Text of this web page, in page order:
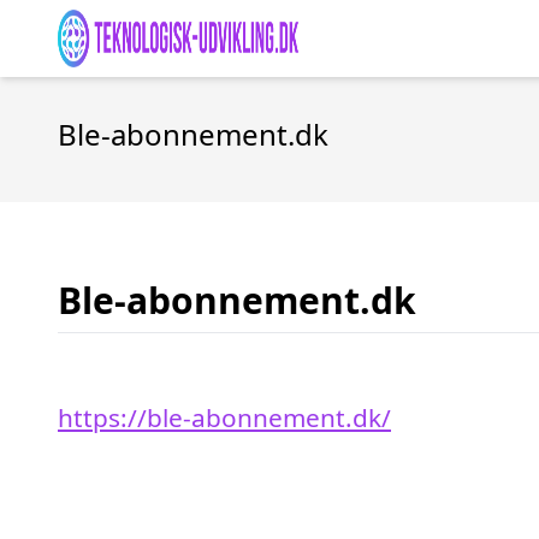
Ble-abonnement.dk
Ble-abonnement.dk
https://ble-abonnement.dk/